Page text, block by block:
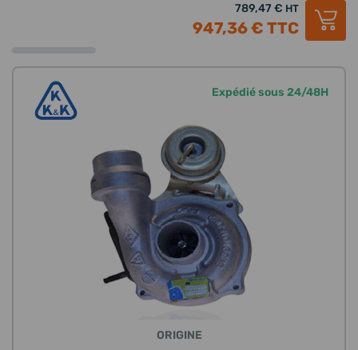
789,47 € HT
947,36 € TTC
Expédié sous 24/48H
ORIGINE